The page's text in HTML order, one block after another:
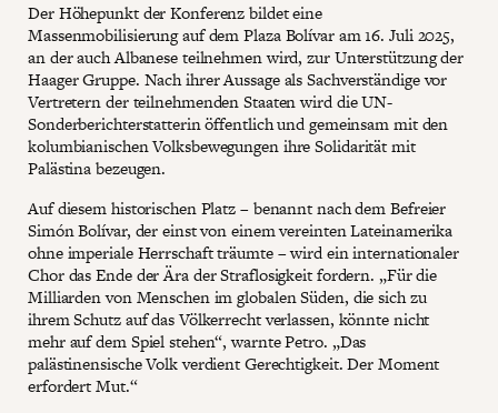
Der Höhepunkt der Konferenz bildet eine
Massenmobilisierung auf dem Plaza Bolívar am 16. Juli 2025,
an der auch Albanese teilnehmen wird, zur Unterstützung der
Haager Gruppe. Nach ihrer Aussage als Sachverständige vor
Vertretern der teilnehmenden Staaten wird die UN-
Sonderberichterstatterin öffentlich und gemeinsam mit den
kolumbianischen Volksbewegungen ihre Solidarität mit
Palästina bezeugen.
Auf diesem historischen Platz – benannt nach dem Befreier
Simón Bolívar, der einst von einem vereinten Lateinamerika
ohne imperiale Herrschaft träumte – wird ein internationaler
Chor das Ende der Ära der Straflosigkeit fordern. „Für die
Milliarden von Menschen im globalen Süden, die sich zu
ihrem Schutz auf das Völkerrecht verlassen, könnte nicht
mehr auf dem Spiel stehen“, warnte Petro. „Das
palästinensische Volk verdient Gerechtigkeit. Der Moment
erfordert Mut.“